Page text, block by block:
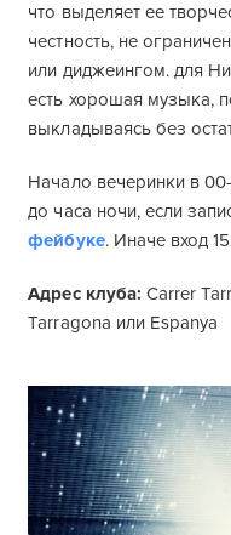
что выделяет ее
честность, не
или диджеингом. для
есть хорошая музыка,
выкладываясь без
Начало вечеринки в
до часа ночи, если
фейбуке. Иначе вход
Адрес клуба: Carrer
Tarragona или Espanya